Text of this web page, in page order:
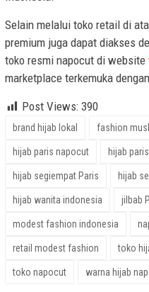
Selain melalui toko retail di
premium juga dapat diakses
toko resmi napocut di website
marketplace terkemuka
Post Views: 390
brand hijab lokal fashion
hijab paris napocut hijab
hijab segiempat Paris hijab
hijab wanita indonesia jilbab
modest fashion indonesia
retail modest fashion toko
toko napocut warna hijab